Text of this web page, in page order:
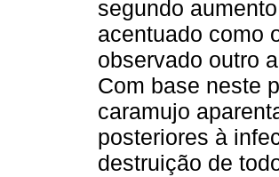
segundo
acentuado como
observado outro
Com base neste
caramujo
posteriores à
destruição de